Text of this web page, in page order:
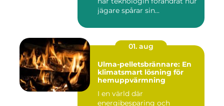
jägare spårar sin...
01. aug
Ulma-pelletsbrännare: En
klimatsmart lösning för
hemuppvärmning
I en värld där
energibesparing och